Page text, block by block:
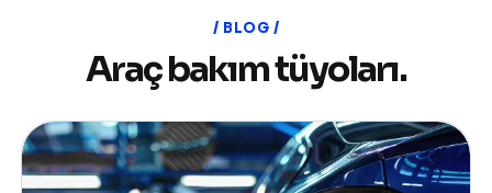
BLOG
Araç bakım tüyoları.